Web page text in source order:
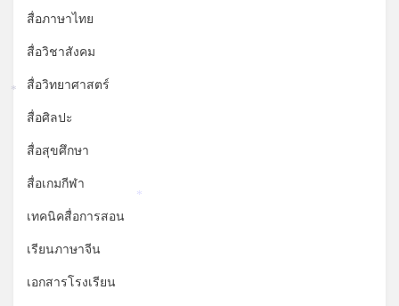
สื่อภาษาไทย
สื่อวิชาสังคม
สื่อวิทยาศาสตร์
สื่อศิลปะ
สื่อสุขศึกษา
สื่อเกมกีฬา
เทคนิคสื่อการสอน
เรียนภาษาจีน
เอกสารโรงเรียน